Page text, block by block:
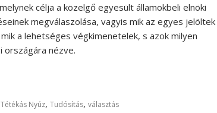
célja a közelgő egyesült államokbeli elnöki
megválaszolása, vagyis mik az egyes jelöltek
a lehetséges végkimenetelek, s azok milyen
országára nézve.
Tétékás Nyúz, Tudósítás, választás